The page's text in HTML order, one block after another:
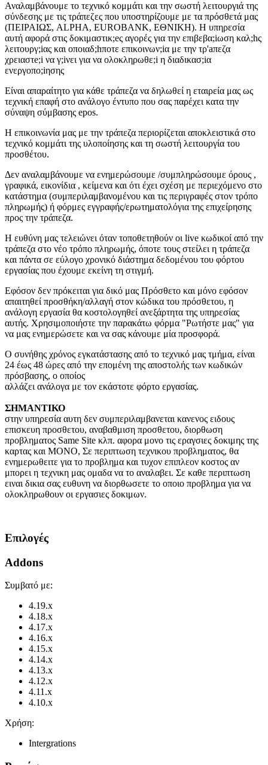
Αναλαμβάνουμε το τεχνικό κομμάτι και την σωστή λειτουργιά της
σύνδεσης με τις τράπεζες που υποστηρίζουμε με τα πρόσθετά μας
(ΠΕΙΡΑΙΩΣ, ALPHA, EUROBANK, ΕΘΝΙΚΗ). Η υπηρεσία
αυτή αφορά στις δοκιμαστικ;eς αγορές για την επιβεβα;iωση καλ;hς
λειτουργ;iας και οποιαδ;hποτε επικοινων;iα με την τρ'aπεζα
χρειαστe;i να γ;iνει για να ολοκληρωθε;i η διαδικασ;iα
ενεργοπο;iησης
Είναι απαραίτητο για κάθε τράπεζα να δηλωθεί η εταιρεία μας ως
τεχνική επαφή στο ανάλογο έντυπο που σας παρέχει κατα την
σύναψη σύμβασης epos.
Η επικοινωνία μας με την τράπεζα περιορίζεται αποκλειστικά στο
τεχνικό κομμάτι της υλοποίησης και τη σωστή λειτουργία του
προσθέτου.
Δεν αναλαμβάνουμε να ενημερώσουμε /συμπληρώσουμε όρους ,
γραφικά, εικονίδια , κείμενα και ότι έχει σχέση με περιεχόμενο στο
κατάστημα (συμπεριλαμβανομένου και τις περιγραφές στον τρόπο
πληρωμής) ή φόρμες εγγραφής/ερωτηματολόγια της επιχείρησης
προς την τράπεζα.
Η ευθύνη μας τελειώνει όταν τοποθετηθούν οι live κωδικοί από την
τράπεζα στο νέο τρόπο πληρωμής, όποτε τους στείλει η τράπεζα
και πάντα σε εύλογο χρονικό διάστημα δεδομένου του φόρτου
εργασίας που έχουμε εκείνη τη στιγμή.
Εφόσον δεν πρόκειται για δικό μας Πρόσθετο και μόνο εφόσον
απαιτηθεί προσθήκη/αλλαγή στον κώδικα του πρόσθετου, η
ανάλογη εργασία θα κοστολογηθεί ανεξάρτητα της υπηρεσίας
αυτής. Χρησιμοποιήστε την παρακάτω φόρμα "Ρωτήστε μας" για
να μας ενημερώσετε και να σας κάνουμε μία προσφορά.
Ο συνήθης χρόνος εγκατάστασης από το τεχνικό μας τμήμα, είναι
24 έως 48 ώρες από την επομένη της αποστολής των κωδικών
πρόσβασης, ο οποίος
αλλάζει ανάλογα με τον εκάστοτε φόρτο εργασίας.
ΣΗΜΑΝΤΙΚΟ
στην υπηρεσία αυτη δεν συμπεριλαμβανεται κανενος ειδους
επισκευη προσθετου, αναβαθμιση προσθετου, διορθωση
προβληματος Same Site κλπ. αφορα μονο τις εραγσιες δοκιμης της
καρτας και ΜΟΝΟ, Σε περιπτωση τεχνικου προβληματος, θα
ενημερωθειτε για το προβλημα και τυχον επιπλεον κοστος αν
μπορει η τεχνικη μας ομαδα να το αναλαβει. Σε καθε περιπτωση
ειναι δικια σας ευθυνη να διορθωσετε το οποιο προβλημα για να
ολοκληρωθουν οι εργασιες δοκιμων.
Επιλογές
Addons
Συμβατό με:
4.19.x
4.18.x
4.17.x
4.16.x
4.15.x
4.14.x
4.13.x
4.12.x
4.11.x
4.10.x
Χρήση:
Intergrations